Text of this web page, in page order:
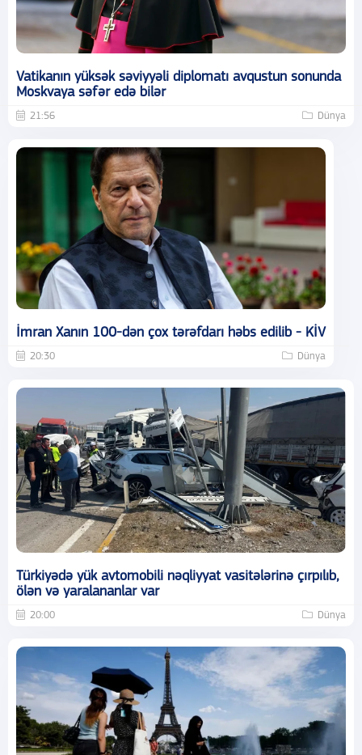
Vatikanın yüksək səviyyəli diplomatı avqustun sonunda
Moskvaya səfər edə bilər
21:56 Dünya
İmran Xanın 100-dən çox tərəfdarı həbs edilib - KİV
20:30 Dünya
Türkiyədə yük avtomobili nəqliyyat vasitələrinə çırpılıb,
ölən və yaralananlar var
20:00 Dünya